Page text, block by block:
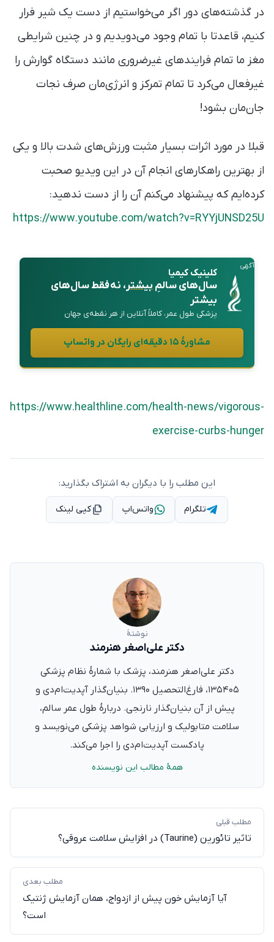
در گذشته‌های دور اگر می‌خواستیم از دست یک شیر فرار
کنیم، قاعدتا با تمام وجود می‌دویدیم و در چنین شرایطی
مغز ما تمام فرایند‌های غیرضروری مانند دستگاه گوارش را
غیرفعال می‌کرد تا تمام تمرکز و انرژی‌مان صرف نجات
جان‌مان بشود!
قبلا در مورد اثرات بسیار مثبت ورزش‌های شدت بالا و یکی
از بهترین راهکارهای انجام آن در این ویدیو صحبت
کرده‌ایم که پیشنهاد می‌کنم آن را از دست ندهید:
https://www.youtube.com/watch?v=RYYjUNSD25U
آگهی
کلینیک کیمیا
سال‌های سالمِبیشتر، نه فقط سال‌های
بیشتر
پزشکی طول عمر، کاملاً آنلاین از هر نقطه‌ی جهان
مشاورهٔ ۱۵ دقیقه‌ای رایگان در واتساپ
https://www.healthline.com/health-news/vigorous-
exercise-curbs-hunger
این مطلب را با دیگران به اشتراک بگذارید:
تلگرام واتس‌اپ کپی لینک
نوشتهٔ
دکتر علی‌اصغر هنرمند
دکتر علی‌اصغر هنرمند، پزشک با شمارهٔ نظام پزشکی
۱۳۵۴۰۵، فارغ‌التحصیل ۱۳۹۰. بنیان‌گذار آپدیت‌ام‌دی و
پیش از آن بنیان‌گذار نارنجی. دربارهٔ طول عمر سالم،
سلامت متابولیک و ارزیابی شواهد پزشکی می‌نویسد و
پادکست آپدیت‌ام‌دی را اجرا می‌کند.
همهٔ مطالب این نویسنده
مطلب قبلی
تاثیر تائورین (Taurine) در افزایش سلامت عروقی؟
مطلب بعدی
آیا آزمایش خون پیش از ازدواج، همان آزمایش ژنتیک
است؟